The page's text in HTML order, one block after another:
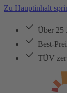
Zu Hauptinhalt
Über 25
Best-
TÜV